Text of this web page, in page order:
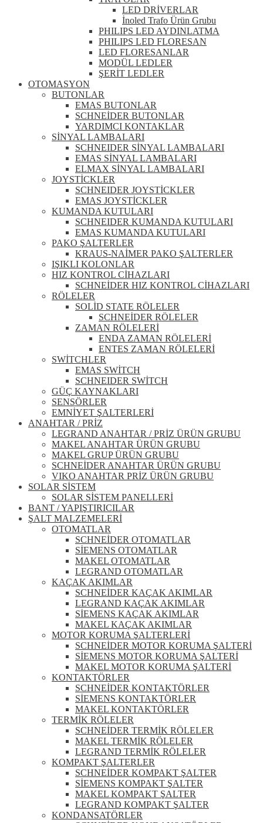
LED DRİVERLAR
İnoled Trafo Ürün Grubu
PHILIPS LED AYDINLATMA
PHILIPS LED FLORESAN
LED FLORESANLAR
MODÜL LEDLER
ŞERİT LEDLER
OTOMASYON
BUTONLAR
EMAS BUTONLAR
SCHNEİDER BUTONLAR
YARDIMCI KONTAKLAR
SİNYAL LAMBALARI
SCHNEIDER SİNYAL LAMBALARI
EMAS SİNYAL LAMBALARI
ELMAX SİNYAL LAMBALARI
JOYSTİCKLER
SCHNEIDER JOYSTİCKLER
EMAS JOYSTİCKLER
KUMANDA KUTULARI
SCHNEIDER KUMANDA KUTULARI
EMAS KUMANDA KUTULARI
PAKO ŞALTERLER
KRAUS-NAİMER PAKO ŞALTERLER
IŞIKLI KOLONLAR
HIZ KONTROL CİHAZLARI
SCHNEİDER HIZ KONTROL CİHAZLARI
RÖLELER
SOLİD STATE RÖLELER
SCHNEİDER RÖLELER
ZAMAN RÖLELERİ
ENDA ZAMAN RÖLELERİ
ENTES ZAMAN RÖLELERİ
SWİTCHLER
EMAS SWİTCH
SCHNEIDER SWİTCH
GÜÇ KAYNAKLARI
SENSÖRLER
EMNİYET ŞALTERLERİ
ANAHTAR / PRİZ
LEGRAND ANAHTAR / PRİZ ÜRÜN GRUBU
MAKEL ANAHTAR ÜRÜN GRUBU
MAKEL GRUP ÜRÜN GRUBU
SCHNEİDER ANAHTAR ÜRÜN GRUBU
VIKO ANAHTAR PRİZ ÜRÜN GRUBU
SOLAR SİSTEM
SOLAR SİSTEM PANELLERİ
BANT / YAPIŞTIRICILAR
ŞALT MALZEMELERİ
OTOMATLAR
SCHNEİDER OTOMATLAR
SİEMENS OTOMATLAR
MAKEL OTOMATLAR
LEGRAND OTOMATLAR
KAÇAK AKIMLAR
SCHNEİDER KAÇAK AKIMLAR
LEGRAND KAÇAK AKIMLAR
SİEMENS KAÇAK AKIMLAR
MAKEL KAÇAK AKIMLAR
MOTOR KORUMA ŞALTERLERİ
SCHNEİDER MOTOR KORUMA ŞALTERİ
SİEMENS MOTOR KORUMA ŞALTERİ
MAKEL MOTOR KORUMA ŞALTERİ
KONTAKTÖRLER
SCHNEİDER KONTAKTÖRLER
SİEMENS KONTAKTÖRLER
MAKEL KONTAKTÖRLER
TERMİK RÖLELER
SCHNEİDER TERMİK RÖLELER
MAKEL TERMİK RÖLELER
LEGRAND TERMİK RÖLELER
KOMPAKT ŞALTERLER
SCHNEİDER KOMPAKT ŞALTER
SİEMENS KOMPAKT ŞALTER
MAKEL KOMPAKT ŞALTER
LEGRAND KOMPAKT ŞALTER
KONDANSATÖRLER